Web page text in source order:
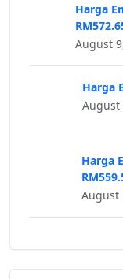
Harga
August
Harga
August
Harga
August